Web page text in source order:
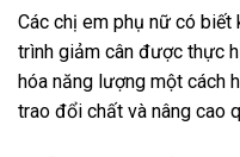
Các chị em phụ nữ có biết
trình giảm cân được thực
hóa năng lượng một cách
trao đổi chất và nâng cao